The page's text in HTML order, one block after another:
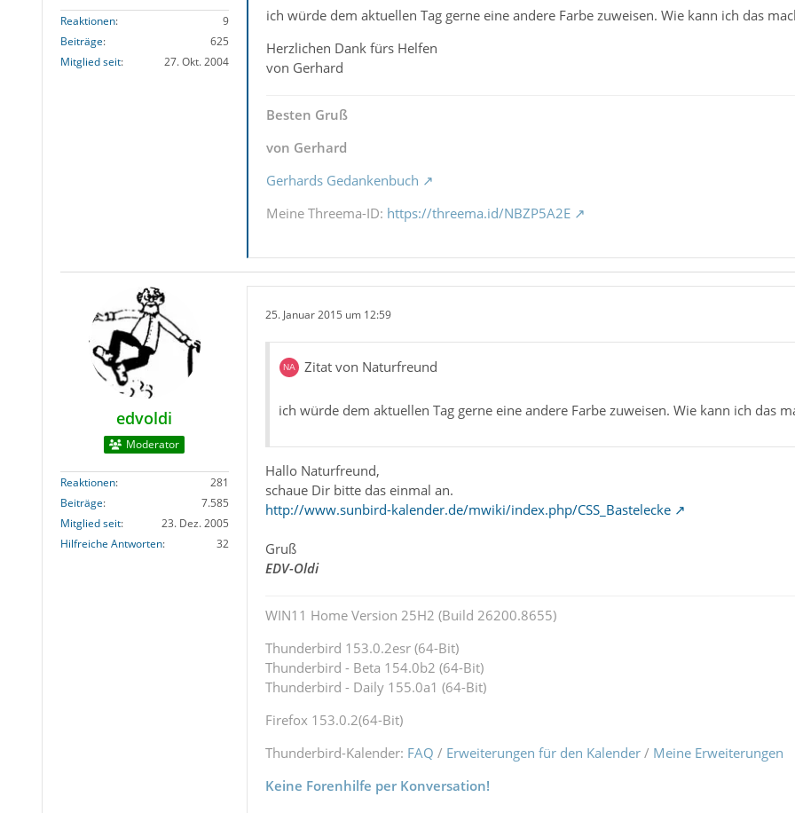
Reaktionen
9
Beiträge
625
Mitglied seit
27. Okt. 2004
ich würde dem aktuellen Tag gerne eine andere Farbe zuweisen. Wie kann ich das
Herzlichen Dank fürs Helfen
von Gerhard
Besten Gruß
von Gerhard
Gerhards Gedankenbuch
Meine Threema-ID: https://threema.id/NBZP5A2E
edvoldi
Moderator
Reaktionen
281
Beiträge
7.585
Mitglied seit
23. Dez. 2005
Hilfreiche Antworten
32
25. Januar 2015 um 12:59
Zitat von Naturfreund
ich würde dem aktuellen Tag gerne eine andere Farbe zuweisen. Wie kann ich das
Hallo Naturfreund,
schaue Dir bitte das einmal an.
http://www.sunbird-kalender.de/mwiki/index.php/CSS_Bastelecke
Gruß
EDV-Oldi
WIN11 Home Version 25H2 (Build 26200.8655)
Thunderbird 153.0.2esr (64-Bit)
Thunderbird - Beta 154.0b2 (64-Bit)
Thunderbird - Daily 155.0a1 (64-Bit)
Firefox 153.0.2(64-Bit)
Thunderbird-Kalender: FAQ / Erweiterungen für den Kalender/ Meine Erweiterungen
Keine Forenhilfe per Konversation!